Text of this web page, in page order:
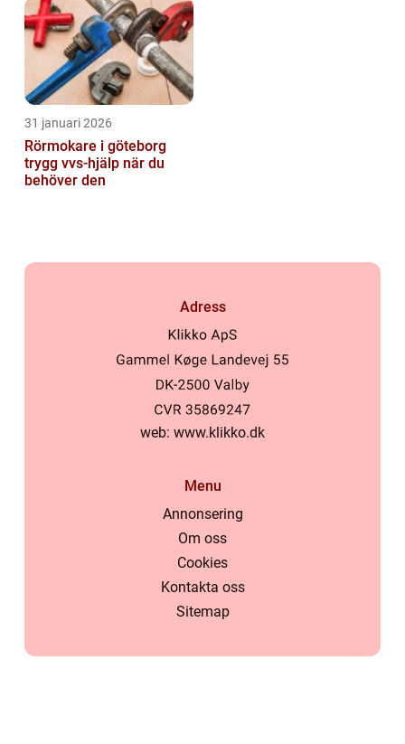
31 januari 2026
Rörmokare i göteborg
trygg vvs-hjälp när du
behöver den
Adress
web: www.klikko.dk
Menu
Annonsering
Om oss
Cookies
Kontakta oss
Sitemap